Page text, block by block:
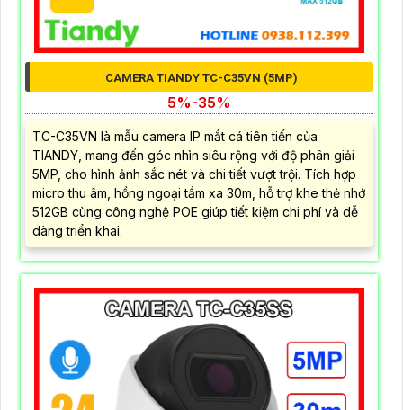
CAMERA TIANDY TC-C35VN (5MP)
5%-35%
TC-C35VN là mẫu camera IP mắt cá tiên tiến của
TIANDY, mang đến góc nhìn siêu rộng với độ phân giải
5MP, cho hình ảnh sắc nét và chi tiết vượt trội. Tích hợp
micro thu âm, hồng ngoại tầm xa 30m, hỗ trợ khe thẻ nhớ
512GB cùng công nghệ POE giúp tiết kiệm chi phí và dễ
dàng triển khai.